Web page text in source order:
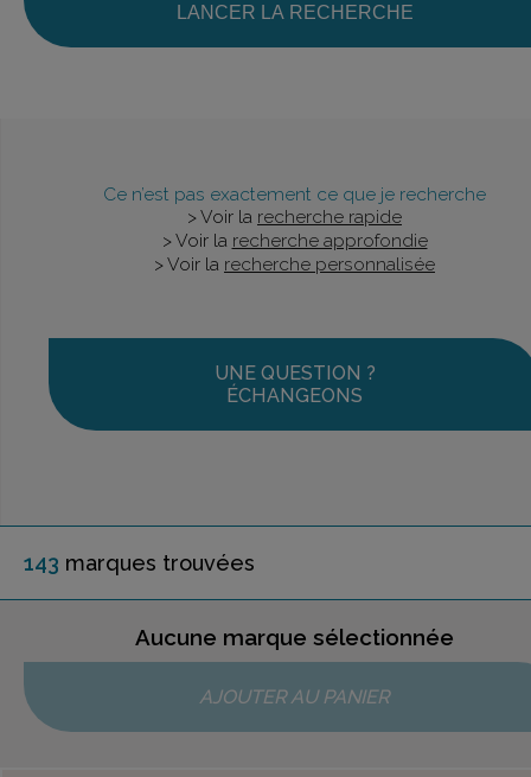
LANCER LA RECHERCHE
Ce n’est pas exactement ce que je recherche
> Voir la recherche rapide
> Voir la recherche approfondie
> Voir la recherche personnalisée
UNE QUESTION ?
ÉCHANGEONS
143 marques trouvées
Aucune marque sélectionnée
AJOUTER AU PANIER